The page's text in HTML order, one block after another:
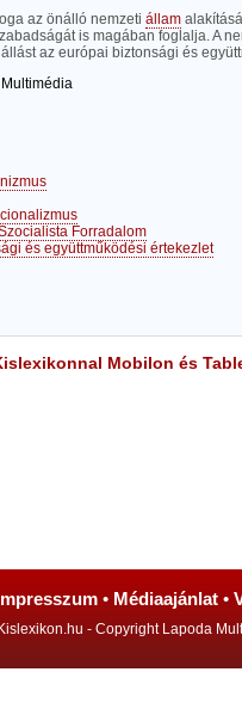
az önálló nemzeti állam
is magában foglalja. A
az európai biztonsági és
Forradalom
és együttműködési értekezlet
Mobilon és
• Médiaajánlat •
- Copyright Lapoda